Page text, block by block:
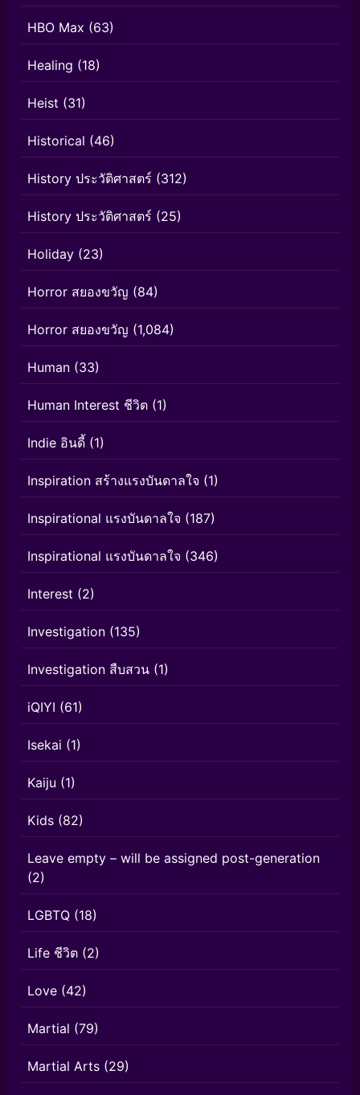
HBO Max (63)
Healing (18)
Heist (31)
Historical (46)
History ประวัติศาสตร์ (312)
History ประวัติศาสตร์ (25)
Holiday (23)
Horror สยองขวัญ (84)
Horror สยองขวัญ (1,084)
Human (33)
Human Interest ชีวิต (1)
Indie อินดี้ (1)
Inspiration สร้างแรงบันดาลใจ (1)
Inspirational แรงบันดาลใจ (187)
Inspirational แรงบันดาลใจ (346)
Interest (2)
Investigation (135)
Investigation สืบสวน (1)
iQIYI (61)
Isekai (1)
Kaiju (1)
Kids (82)
Leave empty – will be assigned post-generation
(2)
LGBTQ (18)
Life ชีวิต (2)
Love (42)
Martial (79)
Martial Arts (29)